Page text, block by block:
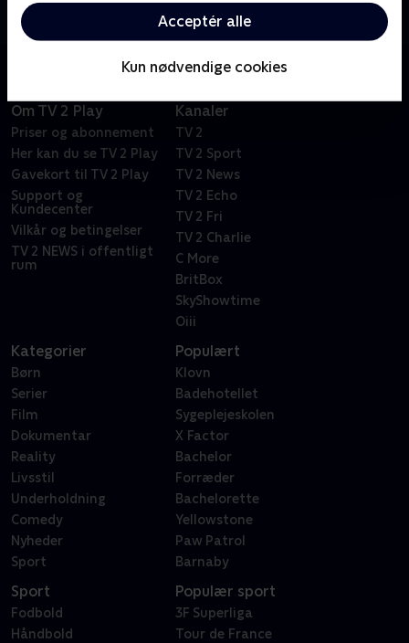
Acceptér alle
Kun nødvendige cookies
vi 'Bag Overskrifterne' på de store nyhedshistorier.
Om TV 2 Play
Priser og abonnement
Her kan du se TV 2 Play
Gavekort til TV 2 Play
Support og
Kundecenter
Vilkår og betingelser
TV 2 NEWS i offentligt
rum
Kanaler
TV 2
TV 2 Sport
TV 2 News
TV 2 Echo
TV 2 Fri
TV 2 Charlie
C More
BritBox
SkyShowtime
Oiii
Kategorier
Børn
Serier
Film
Dokumentar
Reality
Livsstil
Underholdning
Comedy
Nyheder
Sport
Populært
Klovn
Badehotellet
Sygeplejeskolen
X Factor
Bachelor
Forræder
Bachelorette
Yellowstone
Paw Patrol
Barnaby
Sport
Fodbold
Håndbold
Populær sport
3F Superliga
Tour de France